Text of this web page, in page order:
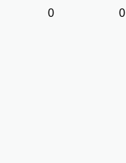
0 0